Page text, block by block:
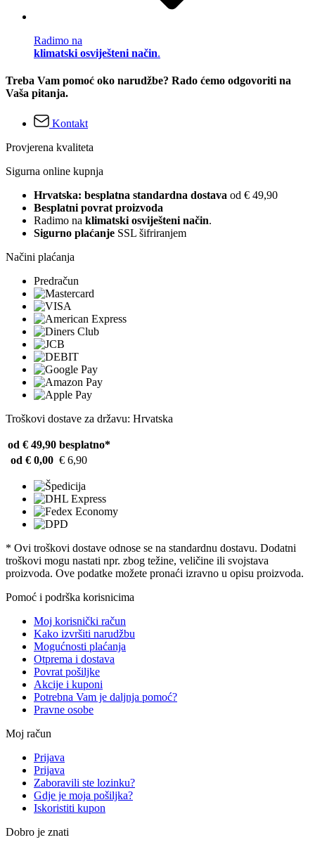
Radimo na
klimatski osviješteni način.
Treba Vam pomoć oko narudžbe? Rado ćemo odgovoriti na
Vaša pitanja.
Kontakt
Provjerena kvaliteta
Sigurna online kupnja
Hrvatska: besplatna standardna dostava od € 49,90
Besplatni povrat proizvoda
Radimo na klimatski osviješteni način.
Sigurno plaćanje SSL šifriranjem
Načini plaćanja
Predračun
Troškovi dostave za državu: Hrvatska
od € 49,90 besplatno*
od € 0,00 € 6,90
* Ovi troškovi dostave odnose se na standardnu ​​dostavu. Dodatni
troškovi mogu nastati npr. zbog težine, veličine ili svojstava
proizvoda. Ove podatke možete pronaći izravno u opisu proizvoda.
Pomoć i podrška korisnicima
Moj korisnički račun
Kako izvršiti narudžbu
Mogućnosti plaćanja
Otprema i dostava
Povrat pošiljke
Akcije i kuponi
Potrebna Vam je daljnja pomoć?
Pravne osobe
Moj račun
Prijava
Prijava
Zaboravili ste lozinku?
Gdje je moja pošiljka?
Iskoristiti kupon
Dobro je znati